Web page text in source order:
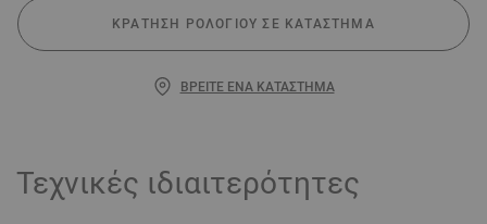
ΚΡΆΤΗΣΗ ΡΟΛΟΓΙΟΎ ΣΕ ΚΑΤΆΣΤΗΜΑ
ΒΡΕΊΤΕ ΈΝΑ ΚΑΤΆΣΤΗΜΑ
Τεχνικές ιδιαιτερότητες